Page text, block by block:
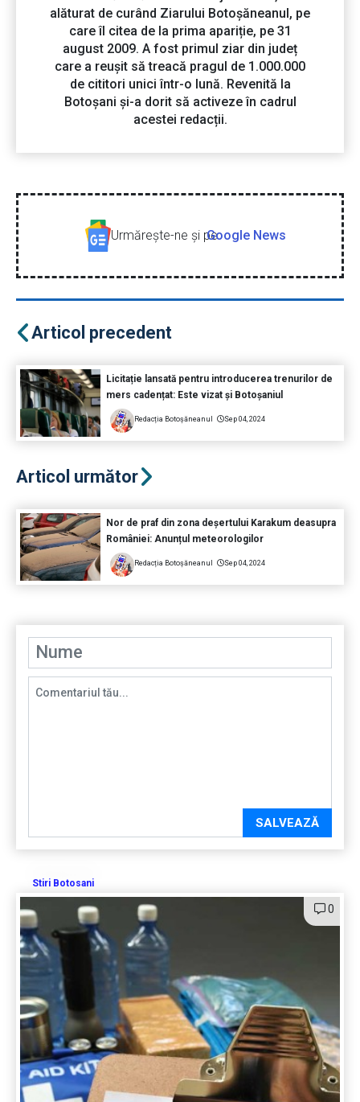
alăturat de curând Ziarului Botoșăneanul, pe
care îl citea de la prima apariție, pe 31
august 2009. A fost primul ziar din județ
care a reușit să treacă pragul de 1.000.000
de cititori unici într-o lună. Revenită la
Botoșani și-a dorit să activeze în cadrul
acestei redacții.
Urmăreşte-ne şi peGoogle News
Articol precedent
Licitație lansată pentru introducerea trenurilor de
mers cadențat: Este vizat și Botoșaniul
Redacția Botoșăneanul Sep 04, 2024
Articol următor
Nor de praf din zona deșertului Karakum deasupra
României: Anunțul meteorologilor
Redacția Botoșăneanul Sep 04, 2024
SALVEAZĂ
Stiri Botosani
0